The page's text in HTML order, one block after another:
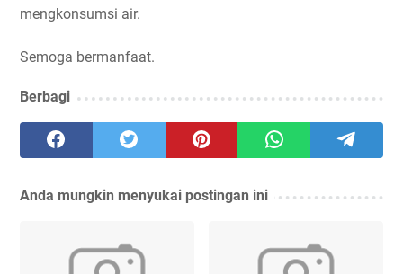
mengkonsumsi air.
Semoga bermanfaat.
Berbagi
Anda mungkin menyukai postingan ini